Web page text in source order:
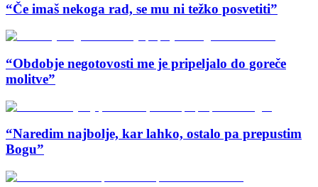
“Če imaš nekoga rad, se mu ni težko posvetiti”
“Obdobje negotovosti me je pripeljalo do goreče
molitve”
“Naredim najbolje, kar lahko, ostalo pa prepustim
Bogu”